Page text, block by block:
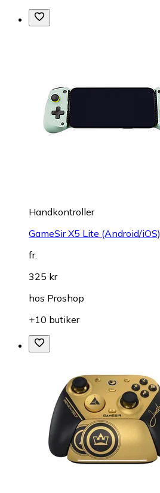
Handkontroller
GameSir X5 Lite (Android/iOS)
fr.
325 kr
hos Proshop
+10 butiker